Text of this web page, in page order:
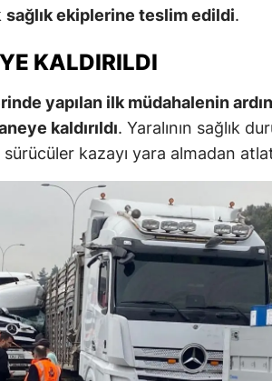
sağlık ekiplerine teslim edildi.
KALDIRILDI
yapılan ilk müdahalenin
kaldırıldı. Yaralının sağlık
kazayı yara almadan